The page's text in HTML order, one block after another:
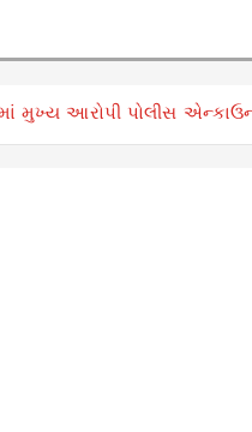
મુખ્ય આરોપી પોલીસ